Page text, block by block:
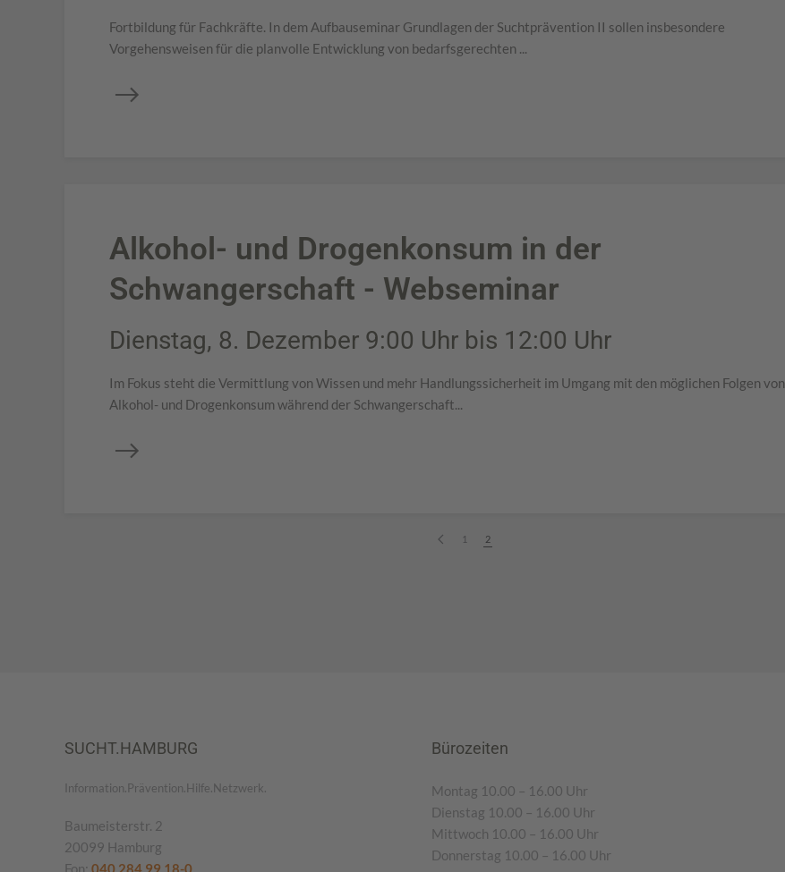
Fortbildung für Fachkräfte. In dem Aufbauseminar Grundlagen der Suchtprävention II sollen insbesondere
Vorgehensweisen für die planvolle Entwicklung von bedarfsgerechten ...
Alkohol- und Drogenkonsum in der
Schwangerschaft - Webseminar
Dienstag, 8. Dezember 9:00 Uhr bis 12:00 Uhr
Im Fokus steht die Vermittlung von Wissen und mehr Handlungssicherheit im Umgang mit den möglichen Folgen von
Alkohol- und Drogenkonsum während der Schwangerschaft...
1 2
SUCHT.HAMBURG
Information.Prävention.Hilfe.Netzwerk.
Baumeisterstr. 2
20099 Hamburg
Fon: 040 284 99 18-0
Bürozeiten
Montag 10.00 – 16.00 Uhr
Dienstag 10.00 – 16.00 Uhr
Mittwoch 10.00 – 16.00 Uhr
Donnerstag 10.00 – 16.00 Uhr